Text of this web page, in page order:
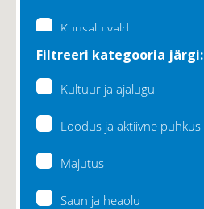
Kuusalu vald
Lääne-Harju vald
Filtreeri kategooria järgi:
Kultuur ja ajalugu
Loodus ja aktiivne puhkus
Majutus
Saun ja heaolu